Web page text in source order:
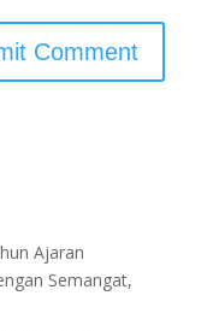
Ajaran
Semangat,